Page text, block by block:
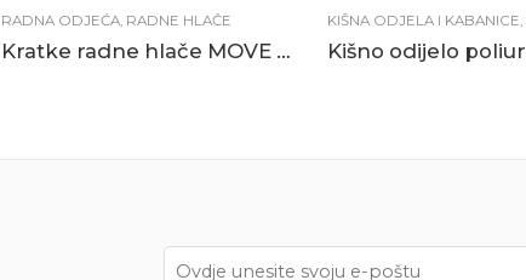
RADNA ODJEĆA RADNE HLAČE
Kratke radne hlače MOVE FLEX plave
KIŠNA ODJELA I KABANICE